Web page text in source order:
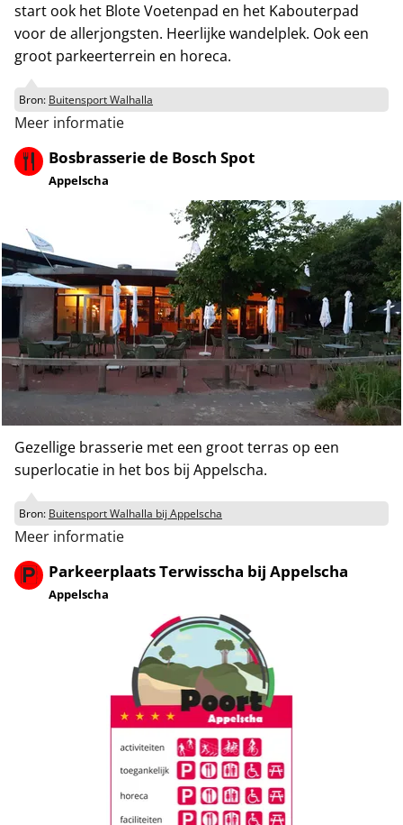
start ook het Blote Voetenpad en het Kabouterpad
voor de allerjongsten. Heerlijke wandelplek. Ook een
groot parkeerterrein en horeca.
Bron: Buitensport Walhalla
Meer informatie
Bosbrasserie de Bosch Spot
Appelscha
Gezellige brasserie met een groot terras op een
superlocatie in het bos bij Appelscha.
Bron: Buitensport Walhalla bij Appelscha
Meer informatie
Parkeerplaats Terwisscha bij Appelscha
Appelscha